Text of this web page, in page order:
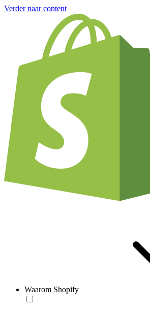
Verder naar content
Waarom Shopify